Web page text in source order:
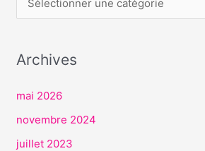
V
C
Archives
mai 2026
novembre 2024
juillet 2023